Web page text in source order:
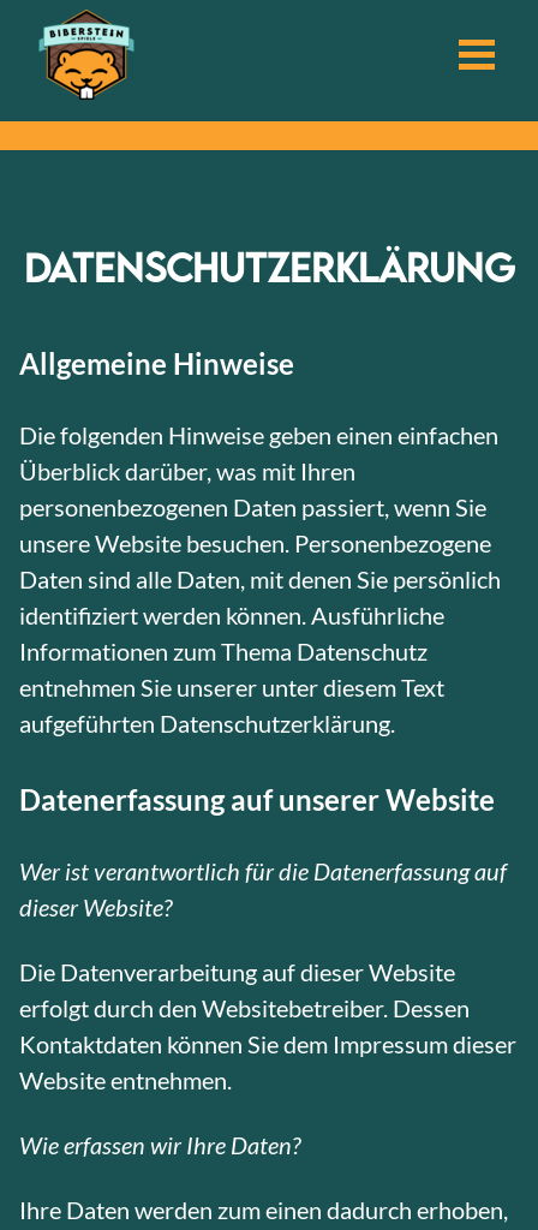
Datenschutzerklärung
Allgemeine Hinweise
Die folgenden Hinweise geben einen einfachen
Überblick darüber, was mit Ihren
personenbezogenen Daten passiert, wenn Sie
unsere Website besuchen. Personenbezogene
Daten sind alle Daten, mit denen Sie persönlich
identifiziert werden können. Ausführliche
Informationen zum Thema Datenschutz
entnehmen Sie unserer unter diesem Text
aufgeführten Datenschutzerklärung.
Datenerfassung auf unserer Website
Wer ist verantwortlich für die Datenerfassung auf
dieser Website?
Die Datenverarbeitung auf dieser Website
erfolgt durch den Websitebetreiber. Dessen
Kontaktdaten können Sie dem Impressum dieser
Website entnehmen.
Wie erfassen wir Ihre Daten?
Ihre Daten werden zum einen dadurch erhoben,